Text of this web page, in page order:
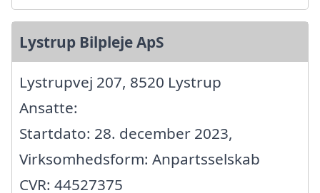
Lystrup Bilpleje ApS
Lystrupvej 207, 8520 Lystrup
Ansatte:
Startdato: 28. december 2023,
Virksomhedsform: Anpartsselskab
CVR: 44527375